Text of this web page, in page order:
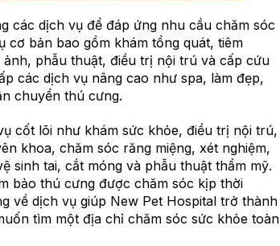
các dịch vụ để đáp ứng nhu cầu chăm sóc
cơ bản bao gồm khám tổng quát, tiêm
phẫu thuật, điều trị nội trú và cấp cứu
các dịch vụ nâng cao như spa, làm đẹp,
chuyển thú cưng.
cốt lõi như khám sức khỏe, điều trị nội trú,
khoa, chăm sóc răng miệng, xét nghiệm,
sinh tai, cắt móng và phẫu thuật thẩm mỹ.
bảo thú cưng được chăm sóc kịp thời
về dịch vụ giúp New Pet Hospital trở thành
tìm một địa chỉ chăm sóc sức khỏe toàn